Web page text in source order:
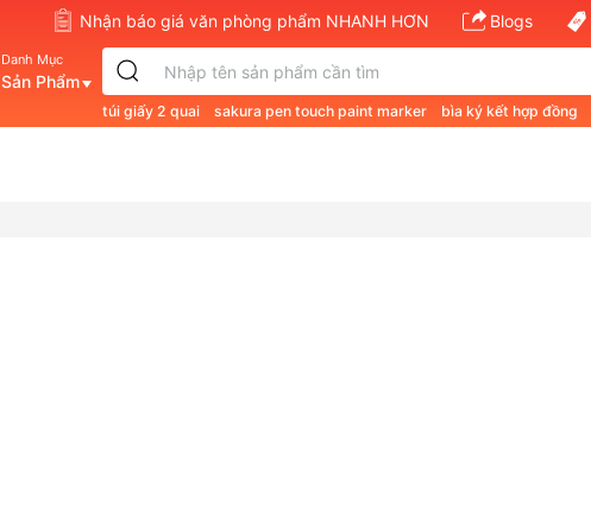
Nhận báo giá văn phòng phẩm NHANH HƠN Blogs
Danh Mục
Sản Phẩm
túi giấy 2 quai sakura pen touch paint marker bìa ký kết hợp đồng